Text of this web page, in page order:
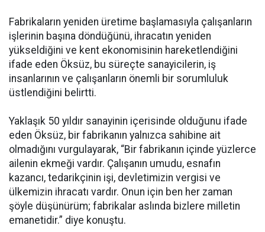
Fabrikaların yeniden üretime başlamasıyla çalışanların
işlerinin başına döndüğünü, ihracatın yeniden
yükseldiğini ve kent ekonomisinin hareketlendiğini
ifade eden Öksüz, bu süreçte sanayicilerin, iş
insanlarının ve çalışanların önemli bir sorumluluk
üstlendiğini belirtti.
Yaklaşık 50 yıldır sanayinin içerisinde olduğunu ifade
eden Öksüz, bir fabrikanın yalnızca sahibine ait
olmadığını vurgulayarak, “Bir fabrikanın içinde yüzlerce
ailenin ekmeği vardır. Çalışanın umudu, esnafın
kazancı, tedarikçinin işi, devletimizin vergisi ve
ülkemizin ihracatı vardır. Onun için ben her zaman
şöyle düşünürüm; fabrikalar aslında bizlere milletin
emanetidir.” diye konuştu.